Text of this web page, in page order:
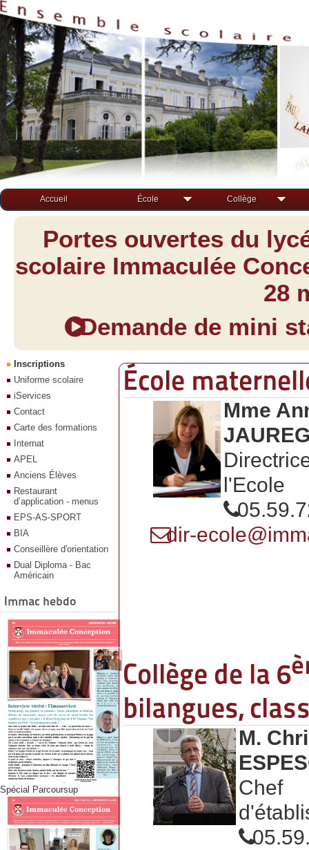
Accueil École Collège
Portes ouvertes du
scolaire Immaculée
28
Demande de mini
Inscriptions
Uniforme scolaire
iServices
Contact
Carte des formations
Internat
APEL
Anciens Élèves
Restaurant
d’application - menus
EPS-AS-SPORT
BIA
Conseillère d'orientation
Dual Diploma - Bac
Américain
Immac hebdo
Spécial Parcoursup
École
Mme
l'Ecole
dir-
Collège de la 6
bilangues,
M.
Chef